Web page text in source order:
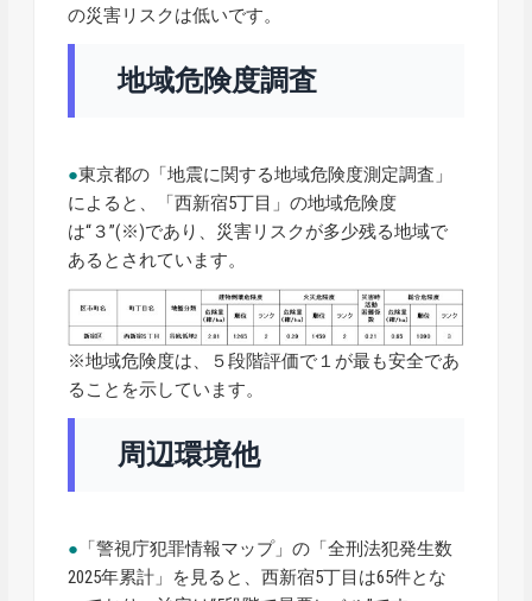
の災害リスクは低いです。
地域危険度調査
●東京都の「地震に関する地域危険度測定調査」
によると、「西新宿5丁目」の地域危険度
は“３”(※)であり、災害リスクが多少残る地域で
あるとされています。
※地域危険度は、５段階評価で１が最も安全であ
ることを示しています。
周辺環境他
● 「警視庁犯罪情報マップ」の「全刑法犯発生数
2025年累計」を見ると、西新宿5丁目は65件とな